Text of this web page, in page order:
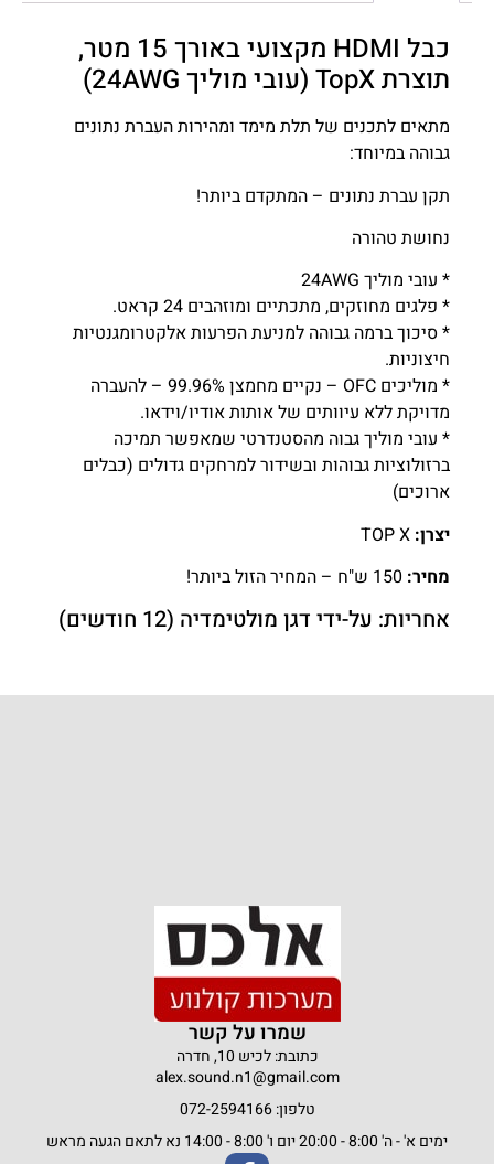
כבל HDMI מקצועי באורך 15 מטר,
תוצרת TopX (עובי מוליך 24AWG)
מתאים לתכנים של תלת מימד ומהירות העברת נתונים
גבוהה במיוחד:
תקן עברת נתונים – המתקדם ביותר!
נחושת טהורה
* עובי מוליך 24AWG
* פלגים מחוזקים, מתכתיים ומוזהבים 24 קראט.
* סיכוך ברמה גבוהה למניעת הפרעות אלקטרומגנטיות
חיצוניות.
* מוליכים OFC – נקיים מחמצן 99.96% – להעברה
מדויקת ללא עיוותים של אותות אודיו/וידאו.
* עובי מוליך גבוה מהסטנדרטי שמאפשר תמיכה
ברזולוציות גבוהות ובשידור למרחקים גדולים (כבלים
ארוכים)
יצרן:
מחיר:
אחריות: על-ידי דגן מולטימדיה (12 חודשים)
שמרו על קשר
כתובת: לכיש 10, חדרה
alex.sound.n1@gmail.com
טלפון: 072-2594166
ימים א' - ה' 8:00 - 20:00 יום ו' 8:00 - 14:00 נא לתאם הגעה מראש